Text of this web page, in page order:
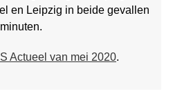
en Leipzig in beide gevallen
Actueel van mei 2020.